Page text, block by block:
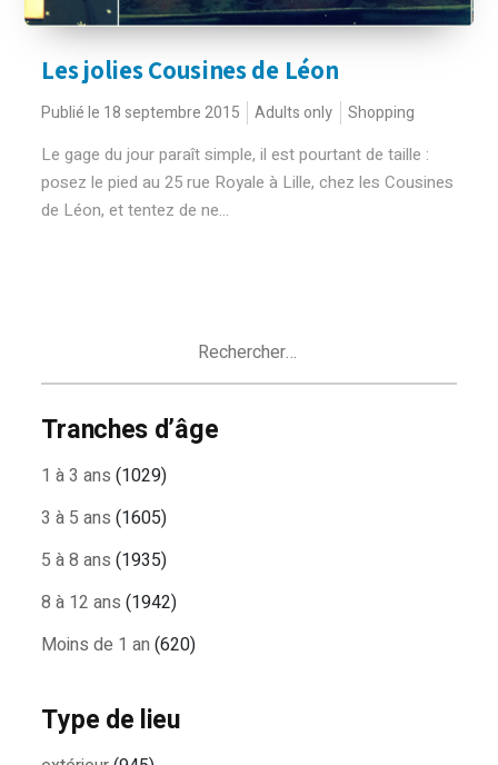
Les jolies Cousines de Léon
Publié le 18 septembre 2015 Adults only Shopping
Le gage du jour paraît simple, il est pourtant de taille :
posez le pied au 25 rue Royale à Lille, chez les Cousines
de Léon, et tentez de ne...
Tranches d’âge
1 à 3 ans (1029)
3 à 5 ans (1605)
5 à 8 ans (1935)
8 à 12 ans (1942)
Moins de 1 an (620)
Type de lieu